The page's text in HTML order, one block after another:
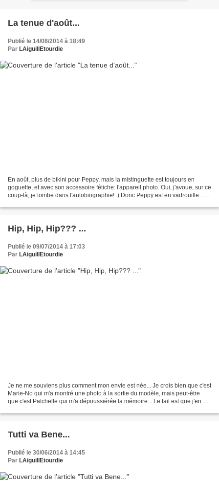
La tenue d'août...
Publié le 14/08/2014 à 18:49
Par LAiguillEtourdie
En août, plus de bikini pour Peppy, mais la mistinguette est toujours en
goguette, et avec son accessoire fétiche: l'appareil photo. Oui, j'avoue, sur ce
coup-là, je tombe dans l'autobiographie! :) Donc Peppy est en vadrouille ... et
Hip, Hip, Hip??? ...
Publié le 09/07/2014 à 17:03
Par LAiguillEtourdie
Je ne me souviens plus comment mon envie est née... Je crois bien que c'est
Marie-No qui m'a montré une photo à la sortie du modèle, mais peut-être
que c'est Patchelle qui m'a dépoussiérée la mémoire... Le fait est que j'en ai
Tutti va Bene...
Publié le 30/06/2014 à 14:45
Par LAiguillEtourdie